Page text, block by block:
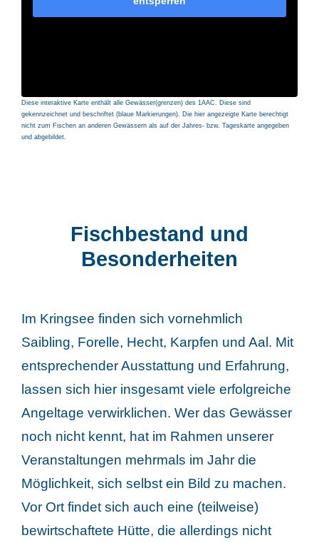
Diese interaktive Karte enthält alle Gewässer(grenzen) des 1AAC. Diese sind
gekennzeichnet und beschriftet (blaue Markierungen). Die hier angezeigte Karte berechtigt
nicht zum Fischen an anderen Gewässern als auf der Jahres- bzw. Tageskarte angegeben
und abgebildet.
Fischbestand und
Besonderheiten
Im Kringsee finden sich vornehmlich
Saibling, Forelle, Hecht, Karpfen und Aal. Mit
entsprechender Ausstattung und Erfahrung,
lassen sich hier insgesamt viele erfolgreiche
Angeltage verwirklichen. Wer das Gewässer
noch nicht kennt, hat im Rahmen unserer
Veranstaltungen mehrmals im Jahr die
Möglichkeit, sich selbst ein Bild zu machen.
Vor Ort findet sich auch eine (teilweise)
bewirtschaftete Hütte, die allerdings nicht